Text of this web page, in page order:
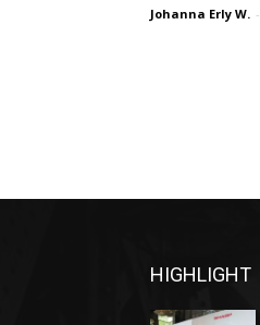
Johanna Erly W. -
HIGHLIGHT